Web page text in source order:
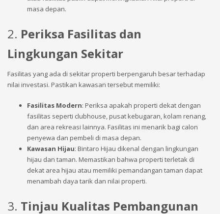
masa depan.
2. Periksa Fasilitas dan
Lingkungan Sekitar
Fasilitas yang ada di sekitar properti berpengaruh besar terhadap
nilai investasi. Pastikan kawasan tersebut memiliki:
Fasilitas Modern: Periksa apakah properti dekat dengan
fasilitas seperti clubhouse, pusat kebugaran, kolam renang,
dan area rekreasi lainnya. Fasilitas ini menarik bagi calon
penyewa dan pembeli di masa depan.
Kawasan Hijau: Bintaro Hijau dikenal dengan lingkungan
hijau dan taman. Memastikan bahwa properti terletak di
dekat area hijau atau memiliki pemandangan taman dapat
menambah daya tarik dan nilai properti.
3. Tinjau Kualitas Pembangunan